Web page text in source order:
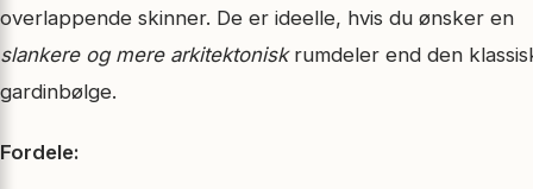
overlappende skinner. De er ideelle, hvis du ønsker en
slankere og mere arkitektoniskrumdeler end den
gardinbølge.
Fordele: